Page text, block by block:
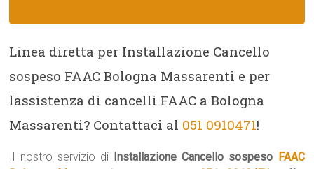
Linea diretta per Installazione Cancello
sospeso FAAC Bologna Massarenti e per
lassistenza di cancelli FAAC a Bologna
Massarenti? Contattaci al 051 0910471!
Il nostro servizio di Installazione Cancello sospeso FAAC